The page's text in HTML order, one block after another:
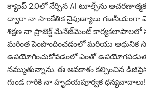
క్యాంప్ 2.0లో నేర్పిన AI టూల్స్‌ను
ద్వారా నా సాంకేతిక నైపుణ్యాలు
శిక్షణ నా ప్రాజెక్ట్ మేనేజ్‌మెంట్ కార్యకలాపాలలో
మరింత పెంపొందించడంలో మరియు ఆధునిక
ఉపయోగించుకోవడంలో ఎంతో
నమ్ముతున్నాను. ఈ అవకాశం కల్పించిన
గుండ గారికి నా హృదయపూర్వక